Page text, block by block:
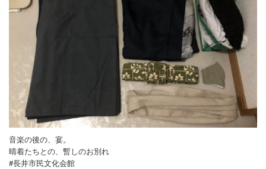
【（アンティーク）振袖集】
【女将他、スタッフ着物姿集】
●女将製作昔裂人形
●≪一又きものPARTY≫の風景
【着物 ＤＥ お出掛け/お食事】
◎『新・自分で着付け』講座
【お品物情報（定番品を含む）】
音楽の後の、宴。
晴着たちとの、暫しのお別れ
#長井市民文化会館